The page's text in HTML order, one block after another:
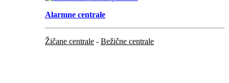
Alarmne centrale
Žičane centrale - Bežične centrale